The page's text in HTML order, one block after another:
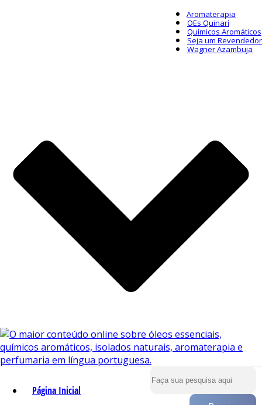
Aromaterapia
OEs Quinarí
Químicos Aromáticos
Seja um Revendedor
Wagner Azambuja
Página Inicial